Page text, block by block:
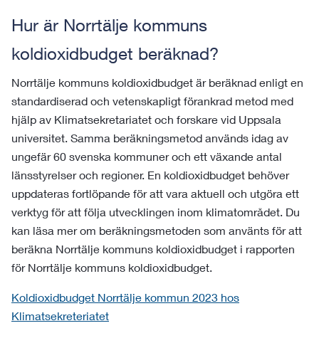
Hur är Norrtälje kommuns
koldioxidbudget beräknad?
Norrtälje kommuns koldioxidbudget är beräknad enligt en
standardiserad och vetenskapligt förankrad metod med
hjälp av Klimatsekretariatet och forskare vid Uppsala
universitet. Samma beräkningsmetod används idag av
ungefär 60 svenska kommuner och ett växande antal
länsstyrelser och regioner. En koldioxidbudget behöver
uppdateras fortlöpande för att vara aktuell och utgöra ett
verktyg för att följa utvecklingen inom klimatområdet. Du
kan läsa mer om beräkningsmetoden som använts för att
beräkna Norrtälje kommuns koldioxidbudget i rapporten
för Norrtälje kommuns koldioxidbudget.
Koldioxidbudget Norrtälje kommun 2023 hos
Klimatsekreteriatet